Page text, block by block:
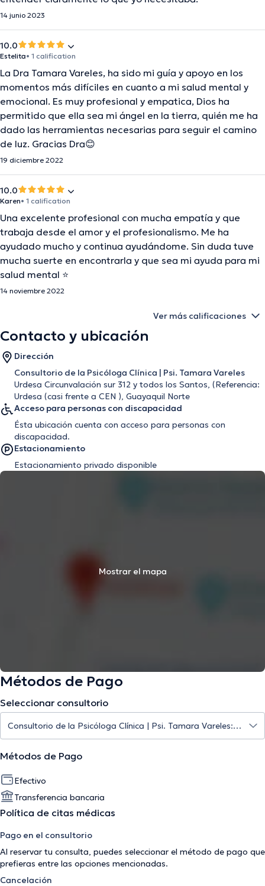
14 junio 2023
10.0
Estelita• 1 calification
La Dra Tamara Vareles, ha sido mi guía y apoyo en los
momentos más difíciles en cuanto a mi salud mental y
emocional. Es muy profesional y empatica, Dios ha
permitido que ella sea mi ángel en la tierra, quién me ha
dado las herramientas necesarias para seguir el camino
de luz. Gracias Dra😊
19 diciembre 2022
10.0
Karen• 1 calification
Una excelente profesional con mucha empatía y que
trabaja desde el amor y el profesionalismo. Me ha
ayudado mucho y continua ayudándome. Sin duda tuve
mucha suerte en encontrarla y que sea mi ayuda para mi
salud mental ⭐️
14 noviembre 2022
Ver más calificaciones
Contacto y ubicación
Dirección
Consultorio de la Psicóloga Clínica | Psi. Tamara Vareles
Urdesa Circunvalación sur 312 y todos los Santos, (Referencia:
Urdesa (casi frente a CEN ), Guayaquil Norte
Acceso para personas con discapacidad
Ésta ubicación cuenta con acceso para personas con
discapacidad.
Estacionamiento
Estacionamiento privado disponible
Mostrar el mapa
Métodos de Pago
Seleccionar consultorio
Métodos de Pago
Efectivo
Transferencia bancaria
Política de citas médicas
Pago en el consultorio
Al reservar tu consulta, puedes seleccionar el método de pago que
prefieras entre las opciones mencionadas.
Cancelación